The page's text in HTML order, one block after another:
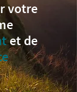
votre
et de